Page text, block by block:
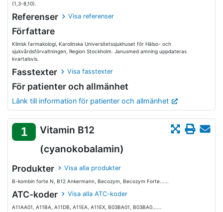
(1,3-8,10).
Referenser Visa referenser
Författare
Klinisk farmakologi, Karolinska Universitetssjukhuset för Hälso- och
sjukvårdsförvaltningen, Region Stockholm. Janusmed amning uppdateras
kvartalsvis.
Fasstexter Visa fasstexter
För patienter och allmänhet
Länk till information för patienter och allmänhet
1
Vitamin B12
(cyanokobalamin)
Produkter Visa alla produkter
B-kombin forte N, B12 Ankermann, Becozym, Becozym Forte......
ATC-koder Visa alla ATC-koder
A11AA01, A11BA, A11DB, A11EA, A11EX, B03BA01, B03BA0......